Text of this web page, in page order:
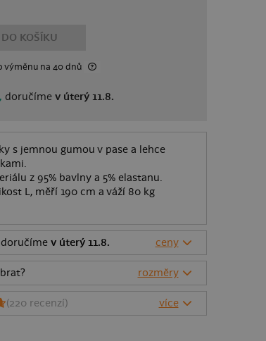
KOŠÍKU
výměnu na 40 dnů
doručíme v úterý 11.8.
s jemnou gumou v pase a lehce
z 95% bavlny a 5% elastanu.
L, měří 190 cm a váží 80 kg
doručíme v úterý 11.8. ceny
rozměry
(220 recenzí) více